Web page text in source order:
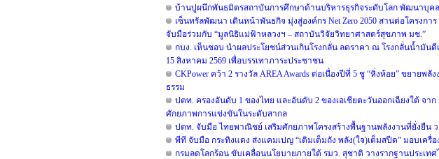
บ้านปูผนึกพันธมิตรสถาบันการศึกษาด้านบริหารธุรกิจระดับโลก พัฒนาบุค
เซ็นทรัลพัฒนา เดินหน้าพันธกิจ มุ่งสู่องค์กร Net Zero 2050 สานต่อโครงกา
จับมือร่วมกับ “มูลนิธิแม่ฟ้าหลวงฯ – สถาบันวิจัยวิทยาศาสตร์สุขภาพ มช.”
กบง. เห็นชอบ นำผลประโยชน์ส่วนเกินโรงกลั่น ลดราคา ณ โรงกลั่นน้ำมัน
15 สิงหาคม 2569 เพื่อบรรเทาภาระประชาชน
CKPower คว้า 2 รางวัล AREA Awards ต่อเนื่องปีที่ 5 ชู “หิ่งห้อย” ขยาย
ธรรม
ปตท. ครองอันดับ 1 ของไทย และอันดับ 2 ของเอเชียตะวันออกเฉียงใต้ จาก
ศักยภาพการแข่งขันในระดับสากล
ปตท. จับมือ ไทยพาณิชย์ เสริมศักยภาพโครงสร้างพื้นฐานพลังงานที่ยั่งยืน
พีที จับมือ กระทิงแดง ส่งแคมเปญ “เติมเต็มถัง พลัง(ใจ)เต็มสปีด” มอบเค
กรมลดโลกร้อน ขับเคลื่อนนโยบายภายใต้ รมว. สุชาติ วางรากฐานประเทศ